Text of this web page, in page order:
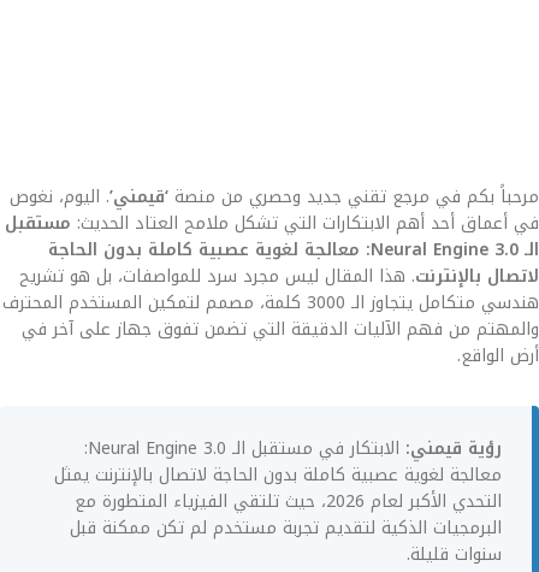
مرحباً بكم في مرجع تقني جديد وحصري من منصة ‘قيمني’. اليوم، نغوص
في أعماق أحد أهم الابتكارات التي تشكل ملامح العتاد الحديث: مستقبل
الـ Neural Engine 3.0: معالجة لغوية عصبية كاملة بدون الحاجة
لاتصال بالإنترنت. هذا المقال ليس مجرد سرد للمواصفات، بل هو تشريح
هندسي متكامل يتجاوز الـ 3000 كلمة، مصمم لتمكين المستخدم المحترف
والمهتم من فهم الآليات الدقيقة التي تضمن تفوق جهاز على آخر في
أرض الواقع.
رؤية قيمني:
الابتكار في مستقبل الـ Neural Engine 3.0:
معالجة لغوية عصبية كاملة بدون الحاجة لاتصال بالإنترنت يمثل
التحدي الأكبر لعام 2026، حيث تلتقي الفيزياء المتطورة مع
البرمجيات الذكية لتقديم تجربة مستخدم لم تكن ممكنة قبل
سنوات قليلة.